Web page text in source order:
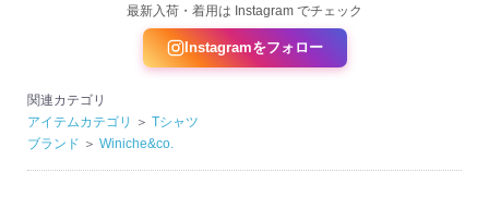
最新入荷・着用は Instagram でチェック
Instagramをフォロー
関連カテゴリ
アイテムカテゴリ
＞ Tシャツ
ブランド ＞ Winiche&co.